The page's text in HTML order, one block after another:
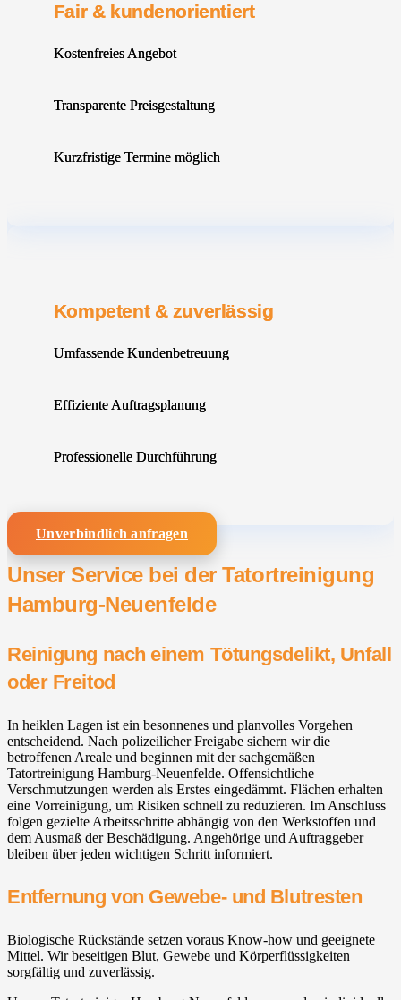
Fair & kundenorientiert
Kostenfreies Angebot
Transparente Preisgestaltung
Kurzfristige Termine möglich
Kompetent & zuverlässig
Umfassende Kundenbetreuung
Effiziente Auftragsplanung
Professionelle Durchführung
Unverbindlich anfragen
Unser Service bei der Tatortreinigung
Hamburg-Neuenfelde
Reinigung nach einem Tötungsdelikt, Unfall
oder Freitod
In heiklen Lagen ist ein besonnenes und planvolles Vorgehen
entscheidend. Nach polizeilicher Freigabe sichern wir die
betroffenen Areale und beginnen mit der sachgemäßen
Tatortreinigung Hamburg-Neuenfelde. Offensichtliche
Verschmutzungen werden als Erstes eingedämmt. Flächen erhalten
eine Vorreinigung, um Risiken schnell zu reduzieren. Im Anschluss
folgen gezielte Arbeitsschritte abhängig von den Werkstoffen und
dem Ausmaß der Beschädigung. Angehörige und Auftraggeber
bleiben über jeden wichtigen Schritt informiert.
Entfernung von Gewebe- und Blutresten
Biologische Rückstände setzen voraus Know-how und geeignete
Mittel. Wir beseitigen Blut, Gewebe und Körperflüssigkeiten
sorgfältig und zuverlässig.